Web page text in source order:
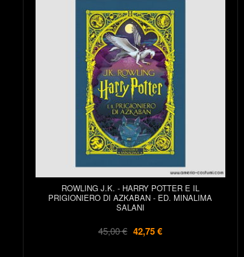
ROWLING J.K. - HARRY POTTER E IL
PRIGIONIERO DI AZKABAN - ED. MINALIMA
SALANI
45,00 € 42,75 €